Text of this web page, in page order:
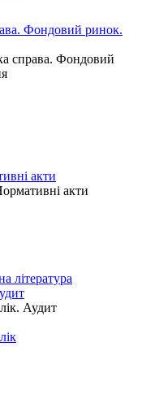
Фондовий ринок.
справа. Фондовий
акти
акти
література
Аудит